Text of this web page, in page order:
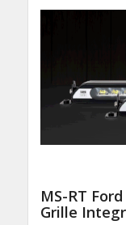
MS-RT
Grille